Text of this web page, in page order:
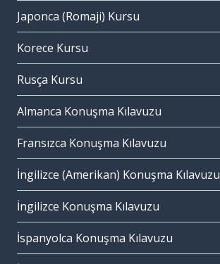
Japonca (Romaji) Kursu
Korece Kursu
Rusça Kursu
Almanca Konuşma Kılavuzu
Fransızca Konuşma Kılavuzu
İngilizce (Amerikan) Konuşma Kılavuzu
İngilizce Konuşma Kılavuzu
İspanyolca Konuşma Kılavuzu